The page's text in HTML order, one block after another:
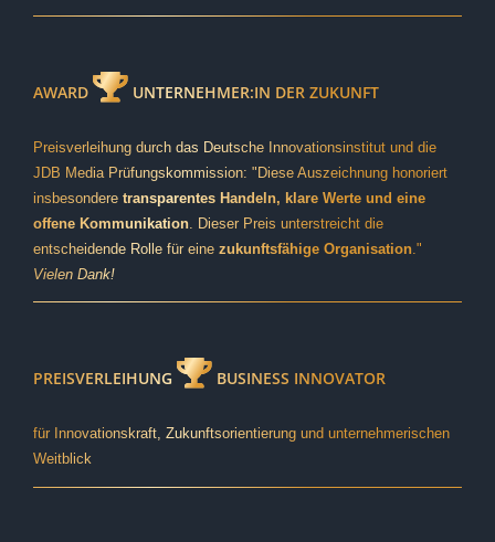
AWARD UNTERNEHMER:IN DER ZUKUNFT
Preisverleihung durch das Deutsche Innovationsinstitut und die
JDB Media Prüfungskommission: "Diese Auszeichnung honoriert
insbesondere transparentes Handeln, klare Werte und eine
offene Kommunikation. Dieser Preis unterstreicht die
entscheidende Rolle für eine zukunftsfähige Organisation."
Vielen Dank!
PREISVERLEIHUNG BUSINESS INNOVATOR
für Innovationskraft, Zukunftsorientierung und unternehmerischen
Weitblick